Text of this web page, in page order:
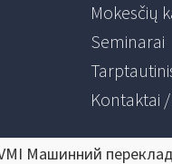
Mokesčių
Seminarai
Kontaktai
Машинний